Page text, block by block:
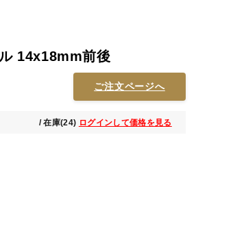
14x18mm前後
ご注文ページへ
/ 在庫(24) ログインして価格を見る